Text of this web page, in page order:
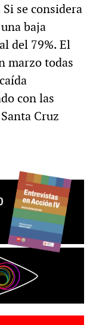
se considera
baja
del 79%. El
marzo todas
con las
Cruz